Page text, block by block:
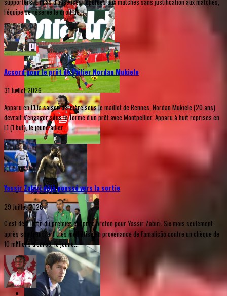
l'équipe se réserve le droit de...
Accord pour le prêt de l'ailier Nordan Mukiele
31 Juillet 2026
Apparu en L1 la saison dernière sous le maillot de Rennes, Nordan Mukiele (20 ans)
devrait s'engager sous la forme d'un prêt avec Montpellier. Apparu à huit reprises en
L1 (1 but), le jeune ailier...
Yassir Zabiri déjà poussé vers la sortie
29 Juillet 2026
C'est déjà la fin du premier chapitre breton pour Yassir Zabiri. Six mois seulement
après son transfert très médiatisé en provenance de Famalicão contre un chèque de
10 millions d'euros, le jeune...